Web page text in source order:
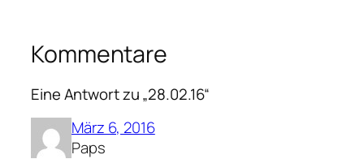
Kommentare
Eine Antwort zu „28.02.16“
März 6, 2016
Paps